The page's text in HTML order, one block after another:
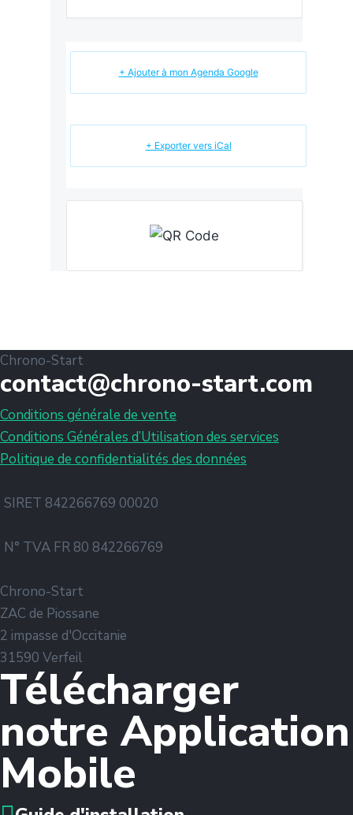
+ Ajouter à mon Agenda Google
+ Exporter vers iCal
Chrono-Start
contact@chrono-start.com
Conditions générale de vente
Conditions Générales d’Utilisation des services
Politique de confidentialités des données
SIRET 842266769 00020
N° TVA FR 80 842266769
Chrono-Start
ZAC de Piossane
2 impasse d'Occitanie
31590 Verfeil
Télécharger
notre Application
Mobile